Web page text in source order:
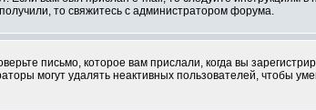
то свяжитесь с администратором форума.
письмо, которое вам прислали, когда вы
могут удалять неактивных пользователей, чтобы